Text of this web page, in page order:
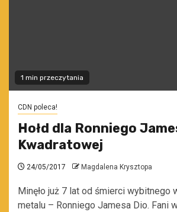
1 min przeczytania
CDN poleca!
Hołd dla Ronniego
Kwadratowej
24/05/2017 Magdalena Krysztopa
Minęło już 7 lat od śmierci wybitnego
metalu – Ronniego Jamesa Dio. Fani